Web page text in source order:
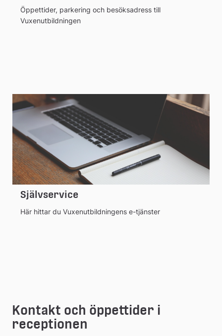
Öppettider, parkering och besöksadress till
Vuxenutbildningen
Självservice
Här hittar du Vuxenutbildningens e-tjänster
Kontakt och öppettider i
receptionen